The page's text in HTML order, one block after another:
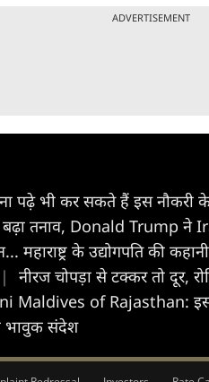
ADVERTISEMENT
पढ़े भी कर सकते हैं इस
तनाव, Donald Trump ने
महाराष्ट्र के उद्योगपति की
| नीरज चोपड़ा से टक्कर तो दूर,
Maldives of Rajasthan: इस
भावुक संदेश